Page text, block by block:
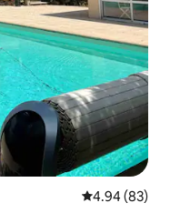
レビュー83
4.94 (83)